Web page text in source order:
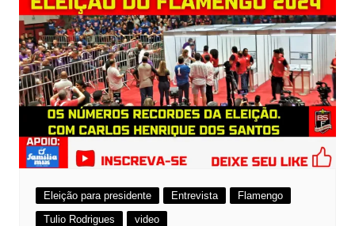
Eleição para presidente Entrevista
Flamengo
Tulio Rodrigues
video